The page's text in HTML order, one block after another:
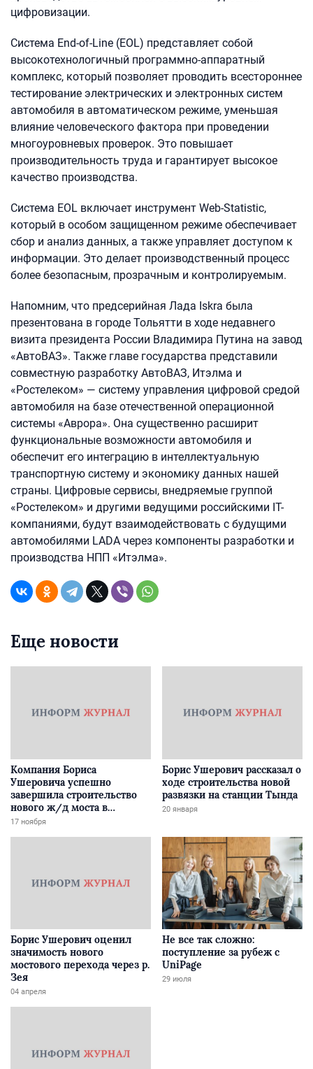
цифровизации.
Система End-of-Line (EOL) представляет собой
высокотехнологичный программно-аппаратный
комплекс, который позволяет проводить всестороннее
тестирование электрических и электронных систем
автомобиля в автоматическом режиме, уменьшая
влияние человеческого фактора при проведении
многоуровневых проверок. Это повышает
производительность труда и гарантирует высокое
качество производства.
Система EOL включает инструмент Web-Statistic,
который в особом защищенном режиме обеспечивает
сбор и анализ данных, а также управляет доступом к
информации. Это делает производственный процесс
более безопасным, прозрачным и контролируемым.
Напомним, что предсерийная Лада Iskra была
презентована в городе Тольятти в ходе недавнего
визита президента России Владимира Путина на завод
«АвтоВАЗ». Также главе государства представили
совместную разработку АвтоВАЗ, Итэлма и
«Ростелеком» — систему управления цифровой средой
автомобиля на базе отечественной операционной
системы «Аврора». Она существенно расширит
функциональные возможности автомобиля и
обеспечит его интеграцию в интеллектуальную
транспортную систему и экономику данных нашей
страны. Цифровые сервисы, внедряемые группой
«Ростелеком» и другими ведущими российскими IT-
компаниями, будут взаимодействовать с будущими
автомобилями LADA через компоненты разработки и
производства НПП «Итэлма».
Еще новости
Компания Бориса
Ушеровича успешно
завершила строительство
нового ж/д моста в
Забайкалье
17 ноября
Борис Ушерович рассказал о
ходе строительства новой
развязки на станции Тында
20 января
Борис Ушерович оценил
значимость нового
мостового перехода через р.
Зея
04 апреля
Не все так сложно:
поступление за рубеж с
UniPage
29 июля